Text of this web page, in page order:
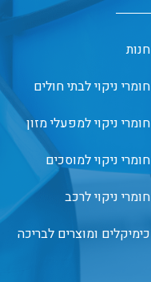
חנות
חומרי ניקוי לבתי חולים
חומרי ניקוי למפעלי מזון
חומרי ניקוי למוסכים
חומרי ניקוי לרכב
כימיקלים ומוצרים לבריכה